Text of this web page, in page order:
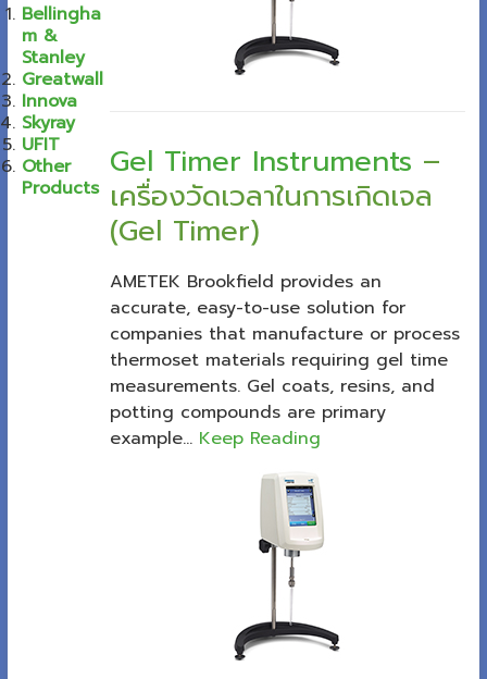
Gel Timer Instruments –
เครื่องวัดเวลาในการเกิดเจล
(Gel Timer)
AMETEK Brookfield provides an
accurate, easy-to-use solution for
companies that manufacture or process
thermoset materials requiring gel time
measurements. Gel coats, resins, and
potting compounds are primary
example... Keep Reading
Bellingha
m &
Stanley
Greatwall
Innova
Skyray
UFIT
Other
Products